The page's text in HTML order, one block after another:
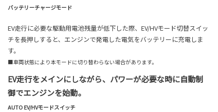
バッテリーチャージモード
EV走行に必要な駆動用電池残量が低下した際、EV/HVモード切替スイッ
チを長押しすると、エンジンで発電した電気をバッテリーに充電しま
す。
■車両状態により本モードに切り替わらない場合があります。
EV走行をメインにしながら、パワーが必要な時に自動制
御でエンジンを始動。
AUTO EV/HVモードスイッチ